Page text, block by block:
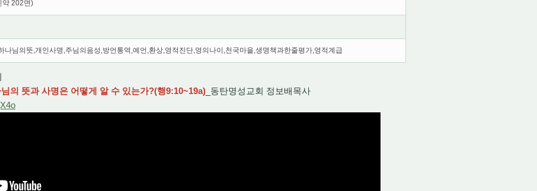
약 202면)
나님의뜻,개인사명,주님의음성,방언통역,예언,환상,영적진단,영의나이,천국마을,생명책과한줄평가,영적계급
의 뜻과 사명은 어떻게 알 수 있는가?(행9:10~19a) _동탄명성교회 정보배목사